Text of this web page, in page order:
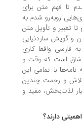
فهم متن برای
شدم به
و تأویل متن
ساردنیایی
واقعا کاری
که وقت و
با تمامی این
زحمت چندین
مفید و